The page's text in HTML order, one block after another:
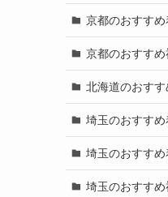
京都のおすす
京都のおすす
北海道のおす
埼玉のおすす
埼玉のおすす
埼玉のおすす